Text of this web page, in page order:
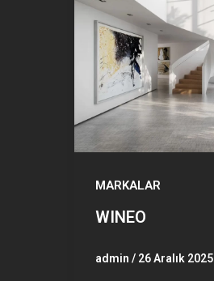
MARKALAR
WINEO
admin / 26 Aralık 2025